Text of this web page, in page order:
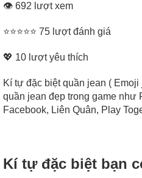
👁 692 lượt xem
⭐⭐⭐⭐⭐ 75 lượt đánh giá
💖 10 lượt yêu thích
Kí tự đặc biệt quần jean (
quần jean đẹp trong game như
Facebook, Liên Quân, Play
Kí tự đặc biệt bạn